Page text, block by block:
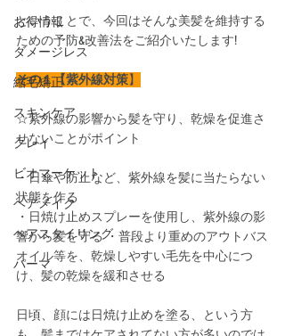
お得情報
ダメージレス
縮毛矯正
スキンケア
クレイ
ビオマーケット
ヘアメイク
ヘアスタイリング
パーマ
ということで、今回はそんな美髪を維持する
ための予防&改善法をご紹介いたします!
その１【紫外線対策】
☆紫外線の影響から髪を守り、乾燥を促進さ
せないことがポイント
・日傘や防止など、紫外線を髪に当たらない
状態を作る
・日焼け止めスプレーを使用し、紫外線の影
響から髪を守る ・普段より重めのアウトバス
オイル等を、乾燥しやすい毛先を中心につ
け、髪の乾燥を緩和させる
日頃、顔には日焼け止めを塗る、という方